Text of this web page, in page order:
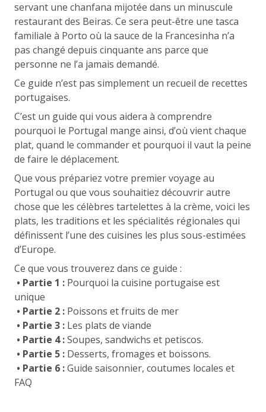
servant une chanfana mijotée dans un minuscule
restaurant des Beiras. Ce sera peut-être une tasca
familiale à Porto où la sauce de la Francesinha n’a
pas changé depuis cinquante ans parce que
personne ne l’a jamais demandé.
Ce guide n’est pas simplement un recueil de recettes
portugaises.
C’est un guide qui vous aidera à comprendre
pourquoi le Portugal mange ainsi, d’où vient chaque
plat, quand le commander et pourquoi il vaut la peine
de faire le déplacement.
Que vous prépariez votre premier voyage au
Portugal ou que vous souhaitiez découvrir autre
chose que les célèbres tartelettes à la crème, voici les
plats, les traditions et les spécialités régionales qui
définissent l’une des cuisines les plus sous-estimées
d’Europe.
Ce que vous trouverez dans ce guide :
• Partie 1 : Pourquoi la cuisine portugaise est
unique
• Partie 2 : Poissons et fruits de mer
• Partie 3 : Les plats de viande
• Partie 4 :Soupes, sandwichs et petiscos.
• Partie 5 : Desserts, fromages et boissons.
• Partie 6 :Guide saisonnier, coutumes locales et
FAQ